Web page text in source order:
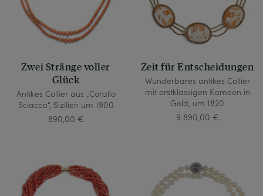
Zwei Stränge voller
Glück
Antikes Collier aus „Corallo
Sciacca“, Sizilien um 1900
890,00 €
Zeit für Entscheidungen
Wunderbares antikes Collier
mit erstklassigen Kameen in
Gold, um 1820
9.890,00 €